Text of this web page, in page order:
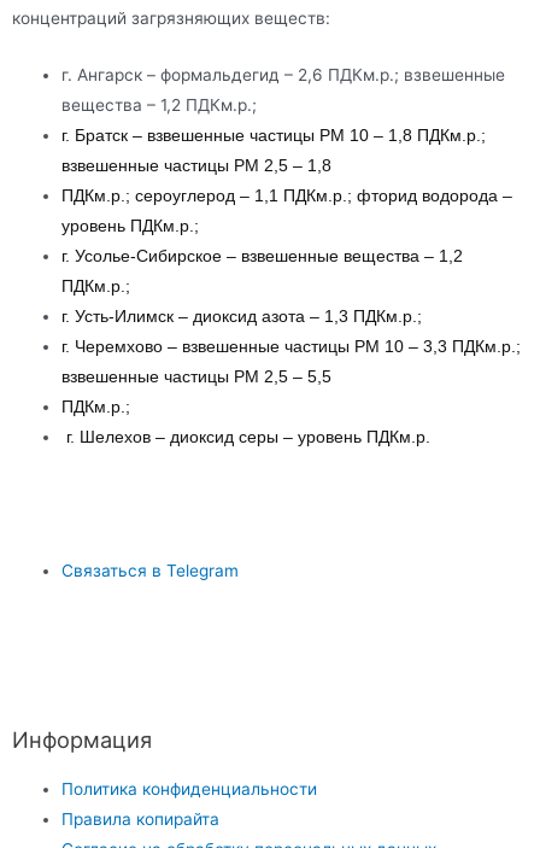
концентраций загрязняющих веществ:
г. Ангарск – формальдегид – 2,6 ПДКм.р.; взвешенные
вещества – 1,2 ПДКм.р.;
г. Братск – взвешенные частицы РМ 10 – 1,8 ПДКм.р.;
взвешенные частицы РМ 2,5 – 1,8
ПДКм.р.; сероуглерод – 1,1 ПДКм.р.; фторид водорода –
уровень ПДКм.р.;
г. Усолье-Сибирское – взвешенные вещества – 1,2
ПДКм.р.;
г. Усть-Илимск – диоксид азота – 1,3 ПДКм.р.;
г. Черемхово – взвешенные частицы РМ 10 – 3,3 ПДКм.р.;
взвешенные частицы РМ 2,5 – 5,5
ПДКм.р.;
г. Шелехов – диоксид серы – уровень ПДКм.р.
Связаться в Telegram
Информация
Политика конфиденциальности
Правила копирайта